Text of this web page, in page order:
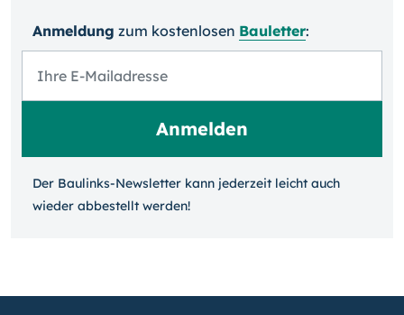
Anmeldung zum kosten­losen Bauletter:
Der Baulinks-Newsletter kann jeder­zeit leicht auch
wieder ab­bestellt werden!